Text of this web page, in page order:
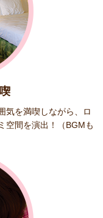
気を満喫しながら、ロ
空間を演出！（BGMも